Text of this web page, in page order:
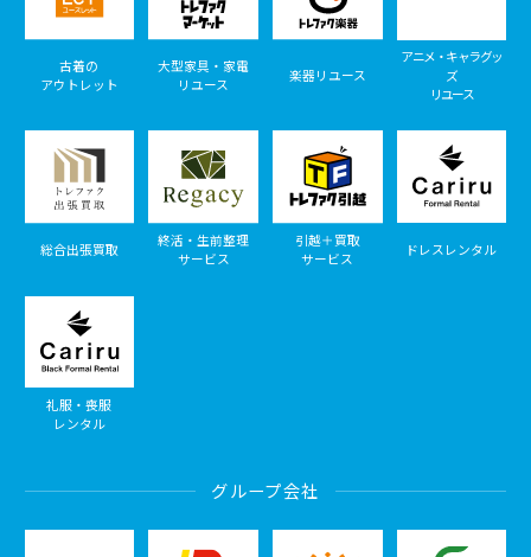
古着の
アウトレット
大型家具・家電
リユース
楽器リユース
アニメ・キャラグッ
ズ
リユース
総合出張買取
終活・生前整理
サービス
引越＋買取
サービス
ドレスレンタル
礼服・喪服
レンタル
グループ会社